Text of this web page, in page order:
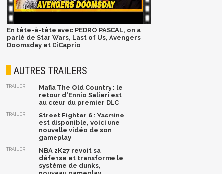
En tête-à-tête avec PEDRO PASCAL, on a
parlé de Star Wars, Last of Us, Avengers
Doomsday et DiCaprio
AUTRES TRAILERS
TRAILER
Mafia The Old Country : le
retour d'Ennio Salieri est
au cœur du premier DLC
TRAILER
Street Fighter 6 : Yasmine
est disponible, voici une
nouvelle vidéo de son
gameplay
TRAILER
NBA 2K27 revoit sa
défense et transforme le
système de dunks,